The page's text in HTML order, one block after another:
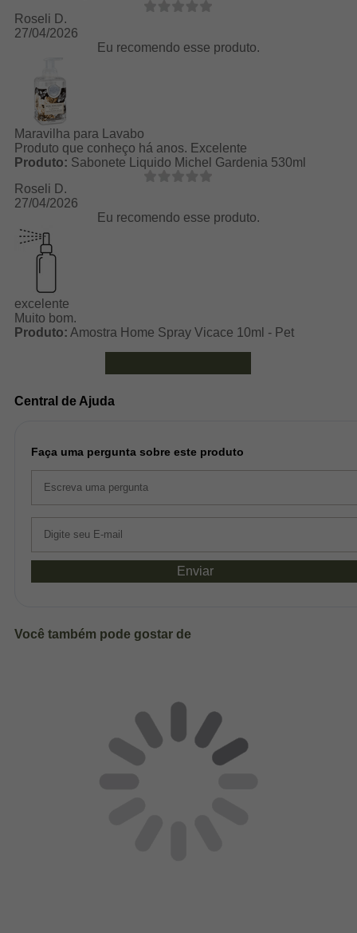
Roseli D.
27/04/2026
Eu recomendo esse produto.
Maravilha para Lavabo
Produto que conheço há anos. Excelente
Produto: Sabonete Liquido Michel Gardenia 530ml
Roseli D.
27/04/2026
Eu recomendo esse produto.
excelente
Muito bom.
Produto: Amostra Home Spray Vicace 10ml - Pet
Central de Ajuda
Faça uma pergunta sobre este produto
Enviar
Você também pode gostar de